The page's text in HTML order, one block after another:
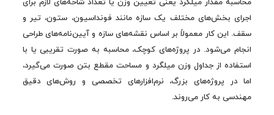
محاسبه مقدار میلگرد یعنی تعیین وزن یا تعداد شاخه‌های لازم برای
اجرای بخش‌های مختلف یک سازه مانند فونداسیون، ستون، تیر و
سقف. این کار معمولاً بر اساس نقشه‌های سازه و آیین‌نامه‌های طراحی
انجام می‌شود. در پروژه‌های کوچک، محاسبه به صورت تقریبی یا با
استفاده از جداول وزن میلگرد و مساحت مقطع بتن صورت می‌گیرد،
اما در پروژه‌های بزرگ، نرم‌افزارهای تخصصی و روش‌های دقیق
مهندسی به کار می‌روند.